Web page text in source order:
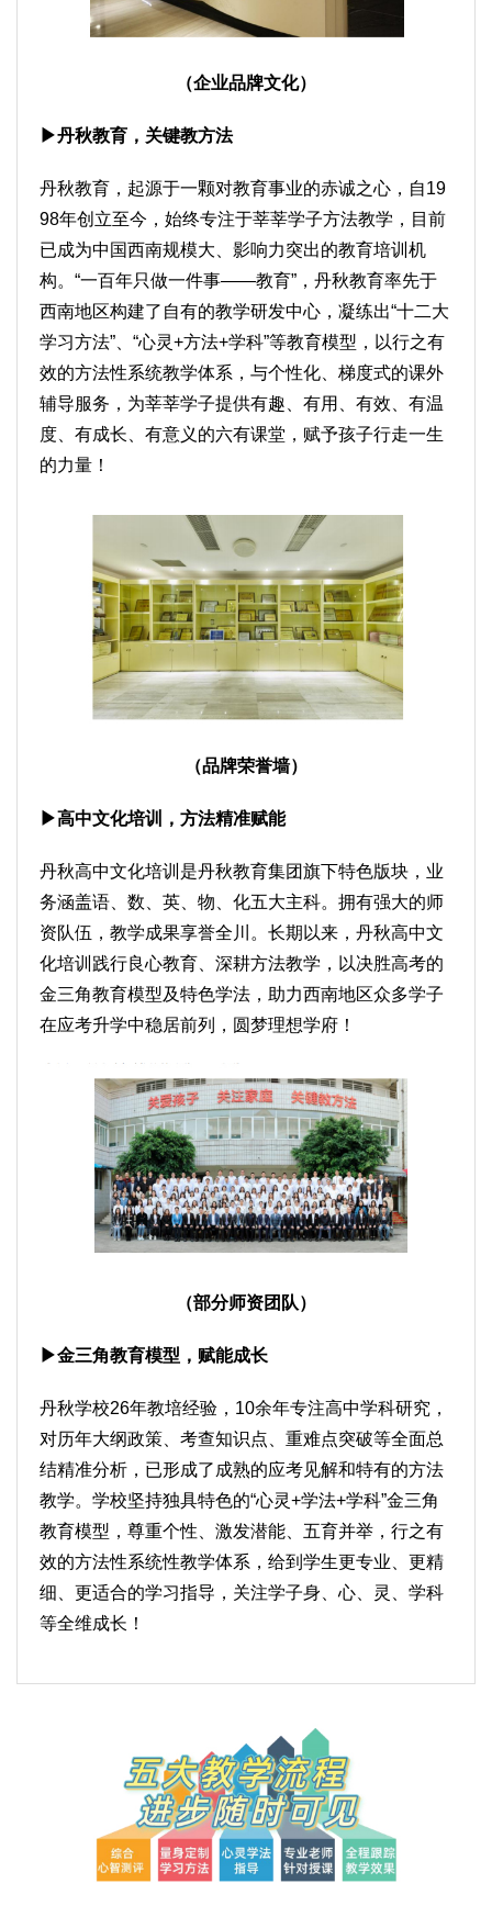
（企业品牌文化）
▶丹秋教育，关键教方法
丹秋教育，起源于一颗对教育事业的赤诚之心，自19
98年创立至今，始终专注于莘莘学子方法教学，目前
已成为中国西南规模大、影响力突出的教育培训机
构。“一百年只做一件事——教育”，丹秋教育率先于
西南地区构建了自有的教学研发中心，凝练出“十二大
学习方法”、“心灵+方法+学科”等教育模型，以行之有
效的方法性系统教学体系，与个性化、梯度式的课外
辅导服务，为莘莘学子提供有趣、有用、有效、有温
度、有成长、有意义的六有课堂，赋予孩子行走一生
的力量！
（品牌荣誉墙）
▶高中文化培训，方法精准赋能
丹秋高中文化培训是丹秋教育集团旗下特色版块，业
务涵盖语、数、英、物、化五大主科。拥有强大的师
资队伍，教学成果享誉全川。长期以来，丹秋高中文
化培训践行良心教育、深耕方法教学，以决胜高考的
金三角教育模型及特色学法，助力西南地区众多学子
在应考升学中稳居前列，圆梦理想学府！
（部分师资团队）
▶金三角教育模型，赋能成长
丹秋学校26年教培经验，10余年专注高中学科研究，
对历年大纲政策、考查知识点、重难点突破等全面总
结精准分析，已形成了成熟的应考见解和特有的方法
教学。学校坚持独具特色的“心灵+学法+学科”金三角
教育模型，尊重个性、激发潜能、五育并举，行之有
效的方法性系统性教学体系，给到学生更专业、更精
细、更适合的学习指导，关注学子身、心、灵、学科
等全维成长！